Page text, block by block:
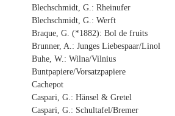
Blechschmidt, G.: Rheinufer
Blechschmidt, G.: Werft
Braque, G. (*1882): Bol de fruits
Brunner, A.: Junges Liebespaar/Linol
Buhe, W.: Wilna/Vilnius
Buntpapiere/Vorsatzpapiere
Cachepot
Caspari, G.: Hänsel & Gretel
Caspari, G.: Schultafel/Bremer